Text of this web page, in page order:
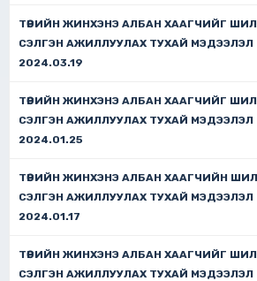
ТӨРИЙН ЖИНХЭНЭ АЛБАН ХААГЧИЙГ
СЭЛГЭН АЖИЛЛУУЛАХ ТУХАЙ МЭДЭЭЛЭЛ
2024.03.19
ТӨРИЙН ЖИНХЭНЭ АЛБАН ХААГЧИЙГ
СЭЛГЭН АЖИЛЛУУЛАХ ТУХАЙ МЭДЭЭЛЭЛ
2024.01.25
ТӨРИЙН ЖИНХЭНЭ АЛБАН ХААГЧИЙН
СЭЛГЭН АЖИЛЛУУЛАХ ТУХАЙ МЭДЭЭЛЭЛ
2024.01.17
ТӨРИЙН ЖИНХЭНЭ АЛБАН ХААГЧИЙГ
СЭЛГЭН АЖИЛЛУУЛАХ ТУХАЙ МЭДЭЭЛЭЛ